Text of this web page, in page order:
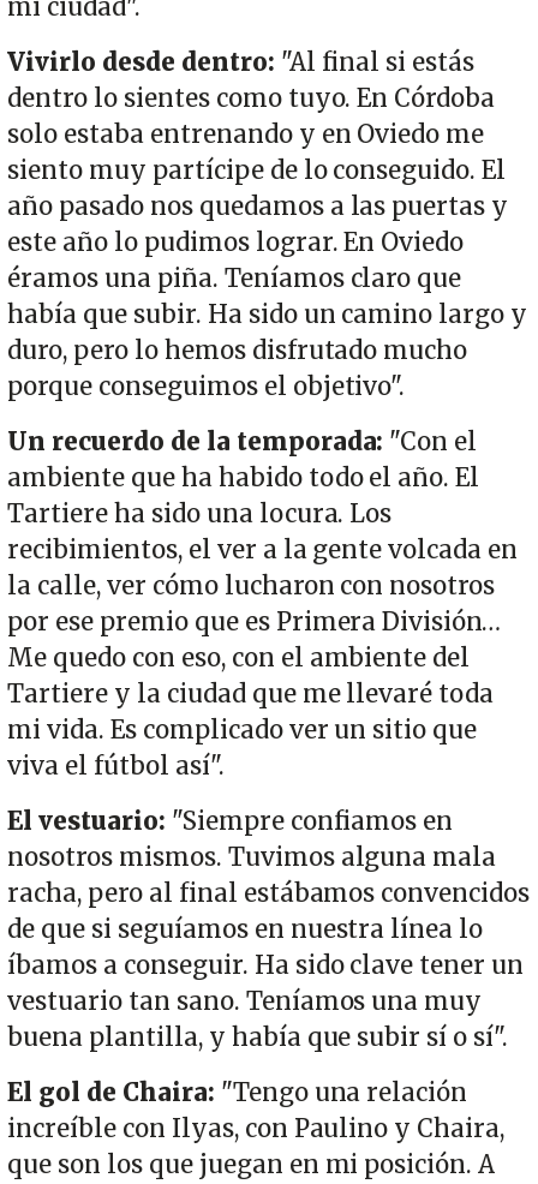
mi ciudad".
Vivirlo desde dentro: "Al final si estás
dentro lo sientes como tuyo. En Córdoba
solo estaba entrenando y en Oviedo me
siento muy partícipe de lo conseguido. El
año pasado nos quedamos a las puertas y
este año lo pudimos lograr. En Oviedo
éramos una piña. Teníamos claro que
había que subir. Ha sido un camino largo y
duro, pero lo hemos disfrutado mucho
porque conseguimos el objetivo".
Un recuerdo de la temporada: "Con el
ambiente que ha habido todo el año. El
Tartiere ha sido una locura. Los
recibimientos, el ver a la gente volcada en
la calle, ver cómo lucharon con nosotros
por ese premio que es Primera División…
Me quedo con eso, con el ambiente del
Tartiere y la ciudad que me llevaré toda
mi vida. Es complicado ver un sitio que
viva el fútbol así".
El vestuario: "Siempre confiamos en
nosotros mismos. Tuvimos alguna mala
racha, pero al final estábamos convencidos
de que si seguíamos en nuestra línea lo
íbamos a conseguir. Ha sido clave tener un
vestuario tan sano. Teníamos una muy
buena plantilla, y había que subir sí o sí".
El gol de Chaira: "Tengo una relación
increíble con Ilyas, con Paulino y Chaira,
que son los que juegan en mi posición. A